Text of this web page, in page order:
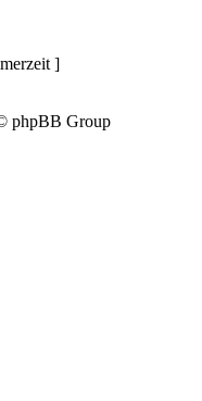
]
phpBB Group